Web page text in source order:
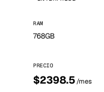
RAM
768GB
PRECIO
$2398.5 /mes